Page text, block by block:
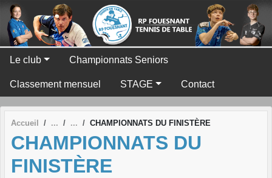
Le club Championnats Seniors
Classement mensuel STAGE Contact
Accueil CHAMPIONNATS DU FINISTÈRE
CHAMPIONNATS DU
FINISTÈRE
Panneau de gestion des cookies